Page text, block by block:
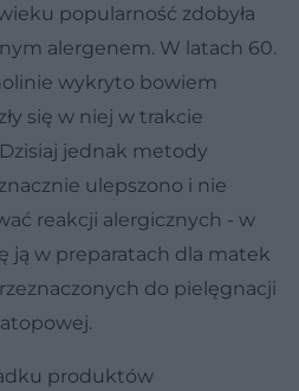
popularność zdobyła
alergenem. W latach 60.
wykryto bowiem
się w niej w trakcie
jednak metody
ulepszono i nie
reakcji alergicznych - w
ją w preparatach dla matek
do pielęgnacji
produktów